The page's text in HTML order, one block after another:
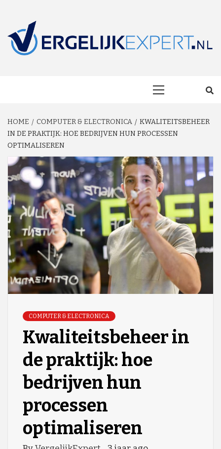
content
HOME COMPUTER & ELECTRONICA
KWALITEITSBEHEER
IN DE PRAKTIJK: HOE BEDRIJVEN HUN PROCESSEN
OPTIMALISEREN
COMPUTER & ELECTRONICA
Kwaliteitsbeheer in
de praktijk: hoe
bedrijven hun
processen
optimaliseren